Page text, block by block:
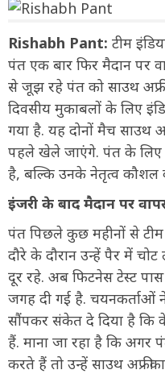
Rishabh Pant: टीम
पंत एक बार फिर मैदान पर
से जूझ रहे पंत को साउथ
दिवसीय मुकाबलों के लिए
गया है. यह दोनों मैच साउथ
पहले खेले जाएंगे. पंत के लिए
है, बल्कि उनके नेतृत्व कौशल
इंजरी के बाद मैदान पर
पंत पिछले कुछ महीनों से
दौरे के दौरान उन्हें पैर में
दूर रहे. अब फिटनेस टेस्ट पास
जगह दी गई है. चयनकर्ताओं ने
सौंपकर संकेत दे दिया है कि
हैं. माना जा रहा है कि अगर
करते हैं तो उन्हें साउथ